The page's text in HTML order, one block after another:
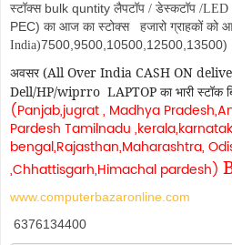
स्टॉक्स bulk quntity लैपटॉप / डेस्कटॉप /LED
PEC) का आज का स्टोक्स
हजारो ग्राहकों को
India(7500,9500,10500,12500,13500)
अवसर(All Over India CASH ON
Dell/HP/wiprro LAPTOP का भारी स्टॉक
(Panjab,jugrat , Madhya
Pardesh Tamilnadu
bengal,Rajasthan,Maharashtra,
,Chhattisgarh,Himachal pardesh)
www.computerbazaronline.com
6376134400